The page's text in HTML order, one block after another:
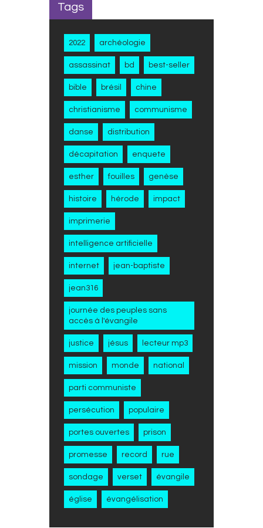
Tags
2022 archéologie
assassinat bd best-seller
bible brésil chine
christianisme communisme
danse distribution
décapitation enquete
esther fouilles genèse
histoire hérode impact
imprimerie
intelligence artificielle
internet jean-baptiste
jean316
journée des peuples sans
accès à l'évangile
justice jésus lecteur mp3
mission monde national
parti communiste
persécution populaire
portes ouvertes prison
promesse record rue
sondage verset évangile
église évangélisation